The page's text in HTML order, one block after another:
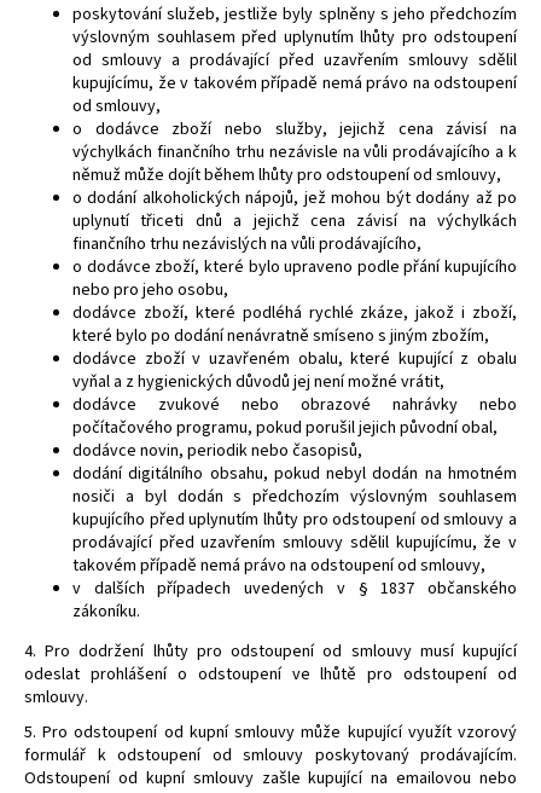
poskytování služeb, jestliže byly splněny s jeho předchozím
výslovným souhlasem před uplynutím lhůty pro odstoupení
od smlouvy a prodávající před uzavřením smlouvy sdělil
kupujícímu, že v takovém případě nemá právo na odstoupení
od smlouvy,
o dodávce zboží nebo služby, jejichž cena závisí na
výchylkách finančního trhu nezávisle na vůli prodávajícího a k
němuž může dojít během lhůty pro odstoupení od smlouvy,
o dodání alkoholických nápojů, jež mohou být dodány až po
uplynutí třiceti dnů a jejichž cena závisí na výchylkách
finančního trhu nezávislých na vůli prodávajícího,
o dodávce zboží, které bylo upraveno podle přání kupujícího
nebo pro jeho osobu,
dodávce zboží, které podléhá rychlé zkáze, jakož i zboží,
které bylo po dodání nenávratně smíseno s jiným zbožím,
dodávce zboží v uzavřeném obalu, které kupující z obalu
vyňal a z hygienických důvodů jej není možné vrátit,
dodávce zvukové nebo obrazové nahrávky nebo
počítačového programu, pokud porušil jejich původní obal,
dodávce novin, periodik nebo časopisů,
dodání digitálního obsahu, pokud nebyl dodán na hmotném
nosiči a byl dodán s předchozím výslovným souhlasem
kupujícího před uplynutím lhůty pro odstoupení od smlouvy a
prodávající před uzavřením smlouvy sdělil kupujícímu, že v
takovém případě nemá právo na odstoupení od smlouvy,
v dalších případech uvedených v § 1837 občanského
zákoníku.
4. Pro dodržení lhůty pro odstoupení od smlouvy musí kupující
odeslat prohlášení o odstoupení ve lhůtě pro odstoupení od
smlouvy.
5. Pro odstoupení od kupní smlouvy může kupující využít vzorový
formulář k odstoupení od smlouvy poskytovaný prodávajícím.
Odstoupení od kupní smlouvy zašle kupující na emailovou nebo